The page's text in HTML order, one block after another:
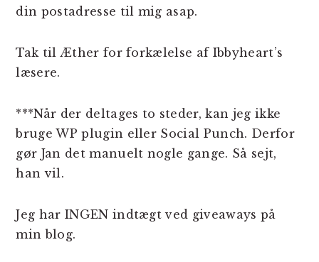
din postadresse til mig asap.
Tak til Æther for forkælelse af Ibbyheart’s
læsere.
***Når der deltages to steder, kan jeg ikke
bruge WP plugin eller Social Punch. Derfor
gør Jan det manuelt nogle gange. Så sejt,
han vil.
Jeg har INGEN indtægt ved giveaways på
min blog.